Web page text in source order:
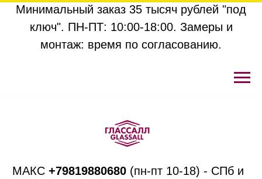
Минимальный заказ 35 тысяч рублей "под
ключ". ПН-ПТ: 10:00-18:00. Замеры и
монтаж: время по согласованию.
МАКС +79819880680 (пн-пт 10-18) - СПб и